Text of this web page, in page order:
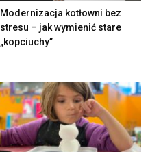
Modernizacja kotłowni bez
stresu – jak wymienić stare
„kopciuchy”